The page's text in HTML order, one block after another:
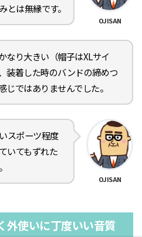
とは無縁です。
OJISAN
なり大きい（帽子はXLサイ
装着した時のバンドの締めつ
じではありませんでした。
スポーツ程度
いてもずれた
OJISAN
外使いに丁度いい音質